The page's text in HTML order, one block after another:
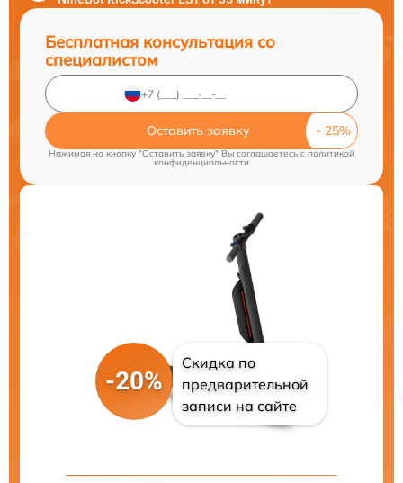
Бесплатная консультация со
специалистом
Оставить заявку
Нажимая на кнопку "Оставить заявку" Вы соглашаетесь c политикой
конфиденциальности
-20%
Скидка по
предварительной
записи на сайте